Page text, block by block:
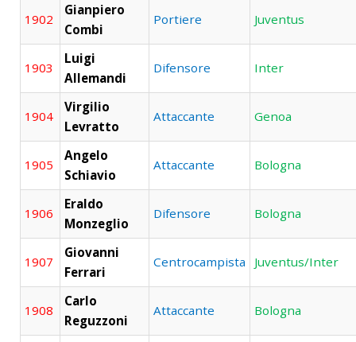
1902
Gianpiero
Combi
Portiere Juventus
1903
Luigi
Allemandi
Difensore Inter
1904
Virgilio
Levratto
Attaccante Genoa
1905
Angelo
Schiavio
Attaccante Bologna
1906
Eraldo
Monzeglio
Difensore Bologna
1907
Giovanni
Ferrari
Centrocampista Juventus/Inter
1908
Carlo
Reguzzoni
Attaccante Bologna